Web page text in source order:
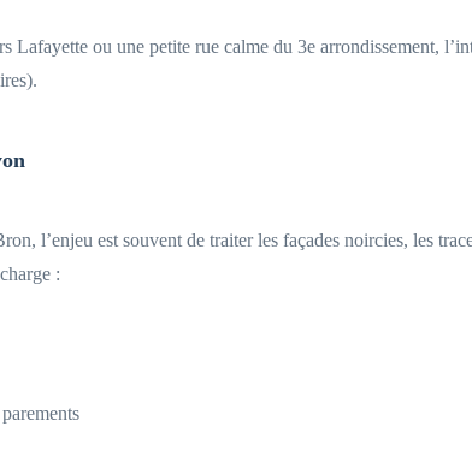
Lafayette ou une petite rue calme du 3e arrondissement,
l’enjeu est souvent de traiter les façades noircies, les
: